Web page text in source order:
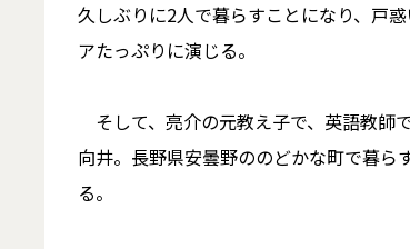
久しぶりに2人で暮らすことになり、戸
アたっぷりに演じる。
そして、亮介の元教え子で、英語教師
向井。長野県安曇野ののどかな町で暮
る。